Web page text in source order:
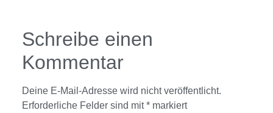
Schreibe einen
Kommentar
Deine E-Mail-Adresse wird nicht veröffentlicht.
Erforderliche Felder sind mit* markiert